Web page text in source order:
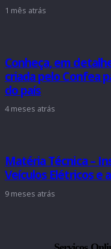
1 mês atrás
Conheça, em
criada pelo Confea
do país
4 meses atrás
Matéria Técnica –
Veículos Elétricos e
9 meses atrás